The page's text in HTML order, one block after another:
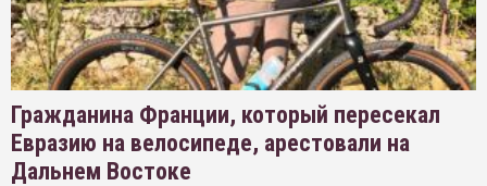
Гражданина Франции, который пересекал
Евразию на велосипеде, арестовали на
Дальнем Востоке